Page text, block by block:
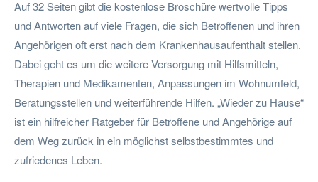
Auf 32 Seiten gibt die kostenlose Broschüre wertvolle Tipps
und Antworten auf viele Fragen, die sich Betroffenen und ihren
Angehörigen oft erst nach dem Krankenhausaufenthalt stellen.
Dabei geht es um die weitere Versorgung mit Hilfsmitteln,
Therapien und Medikamenten, Anpassungen im Wohnumfeld,
Beratungsstellen und weiterführende Hilfen. „Wieder zu Hause“
ist ein hilfreicher Ratgeber für Betroffene und Angehörige auf
dem Weg zurück in ein möglichst selbstbestimmtes und
zufriedenes Leben.